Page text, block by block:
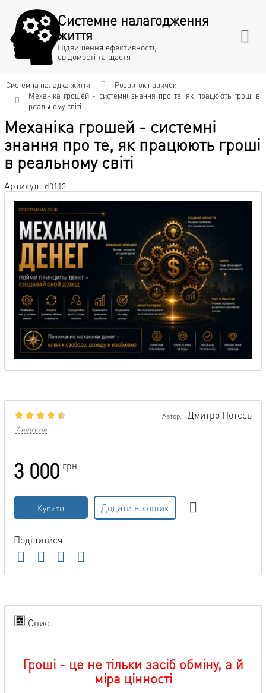
Системне налагодження
життя
Підвищення ефективності,
свідомості та щастя
Системна наладка життя
Розвиток навичок
Механіка грошей - системні знання про те, як працюють гроші в
реальному світі
Механіка грошей - системні
знання про те, як працюють гроші
в реальному світі
Артикул: d0113
Автор: Дмитро Потєєв
7 відгуків
3 000 грн
Купити Додати в кошик
Поділитися:
Опис
Гроші - це не тільки засіб обміну, а й
міра цінності